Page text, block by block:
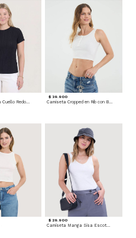
Camiseta Básica Cuello Redondo
$ 39.900
$ 29.900
Camiseta Manga Sisa Escotada